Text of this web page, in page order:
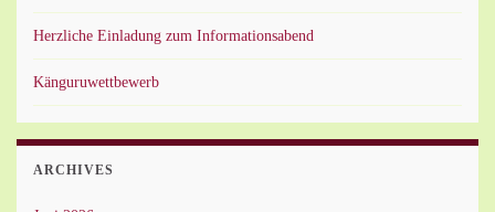
Herzliche Einladung zum Informationsabend
Känguruwettbewerb
ARCHIVES